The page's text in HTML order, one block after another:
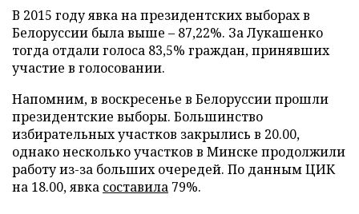
В 2015 году явка на президентских выборах в
Белоруссии была выше – 87,22%. За Лукашенко
тогда отдали голоса 83,5% граждан, принявших
участие в голосовании.
Напомним, в воскресенье в Белоруссии прошли
президентские выборы. Большинство
избирательных участков закрылись в 20.00,
однако несколько участков в Минске продолжили
работу из-за больших очередей. По данным ЦИК
на 18.00, явка составила 79%.